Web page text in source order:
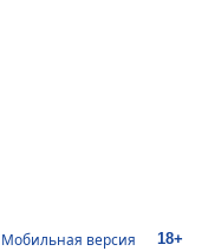
Мобильная версия 18+